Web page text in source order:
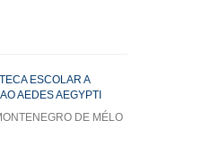
ESCOLAR A
AEDES AEGYPTI
DE MÉLO